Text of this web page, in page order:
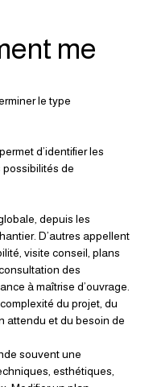
me
le type
permet d’identifier les
possibilités de
depuis les
D’autres appellent
visite conseil, plans
des
à maîtrise d’ouvrage.
du projet, du
attendu et du besoin de
souvent une
esthétiques,